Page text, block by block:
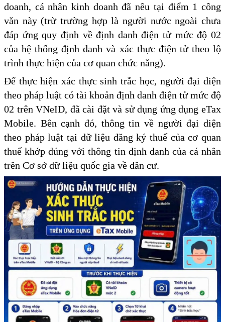
doanh, cá nhân kinh doanh đã nêu tại điểm 1 công
văn này (trừ trường hợp là người nước ngoài chưa
đáp ứng quy định về định danh điện tử mức độ 02
của hệ thống định danh và xác thực điện tử theo lộ
trình thực hiện của cơ quan chức năng).
Để thực hiện xác thực sinh trắc học, người đại diện
theo pháp luật có tài khoản định danh điện tử mức độ
02 trên VNeID, đã cài đặt và sử dụng ứng dụng eTax
Mobile. Bên cạnh đó, thông tin về người đại diện
theo pháp luật tại dữ liệu đăng ký thuế của cơ quan
thuế khớp đúng với thông tin định danh của cá nhân
trên Cơ sở dữ liệu quốc gia về dân cư.